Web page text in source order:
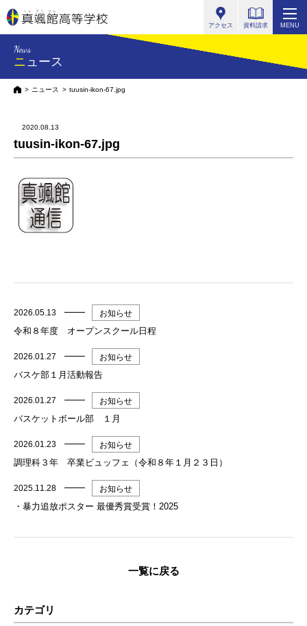
アクセス 資料請求 MENU
News
ニュース
HOMEニュース tuusin-ikon-67.jpg
2020.08.13
tuusin-ikon-67.jpg
2026.05.13 お知らせ
令和８年度 オープンスクール日程
2026.01.27 お知らせ
バスケ部１月活動報告
2026.01.27 お知らせ
バスケットボール部 １月
2026.01.23 お知らせ
調理科３年 卒業ビュッフェ（令和８年１月２３日）
2025.11.28 お知らせ
・暴力追放ポスター 最優秀賞受賞！2025
一覧に戻る
カテゴリ